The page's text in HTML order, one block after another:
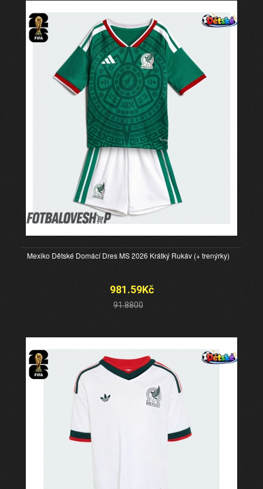
Mexiko Dětské Domácí Dres MS 2026 Krátký Rukáv (+ trenýrky)
981.59Kč
91.8800